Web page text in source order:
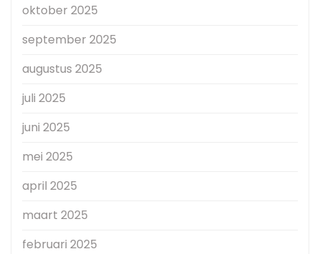
oktober 2025
september 2025
augustus 2025
juli 2025
juni 2025
mei 2025
april 2025
maart 2025
februari 2025